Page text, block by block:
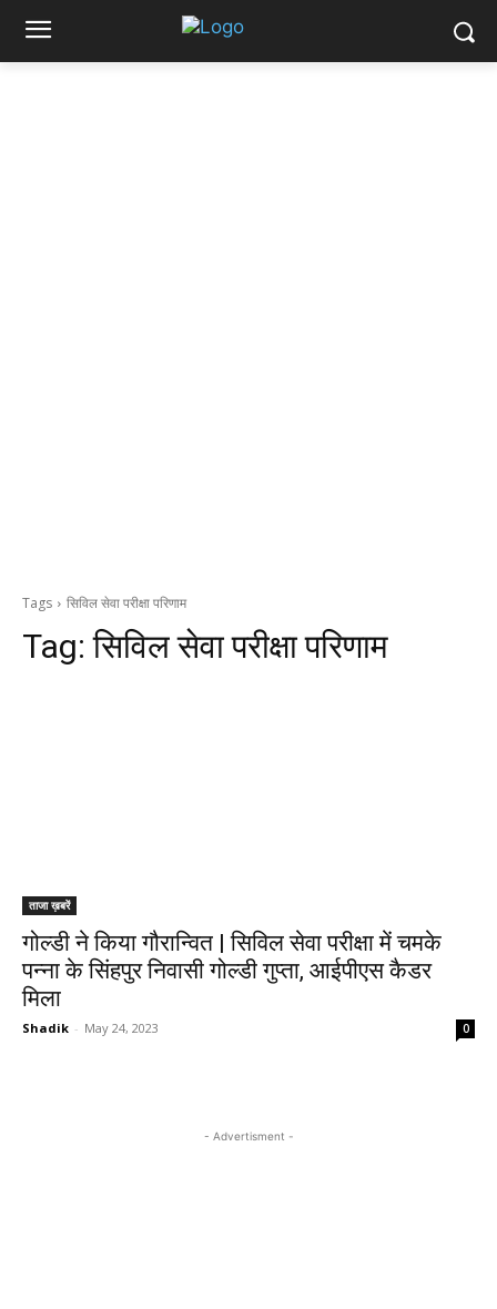
Tags सिविल सेवा परीक्षा परिणाम
Tag:सिविल सेवा परीक्षा परिणाम
ताजा ख़बरें
गोल्डी ने किया गौरान्वित | सिविल सेवा परीक्षा में चमके
पन्ना के सिंहपुर निवासी गोल्डी गुप्ता, आईपीएस कैडर
मिला
Shadik - May 24, 2023 0
- Advertisment -